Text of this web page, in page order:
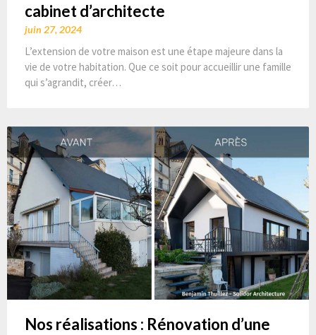
cabinet d’architecte
juin 27, 2024
L’extension de votre maison est une étape majeure dans la
vie de votre habitation. Que ce soit pour accueillir une famille
qui s’agrandit, créer…
Nos réalisations : Rénovation d’une